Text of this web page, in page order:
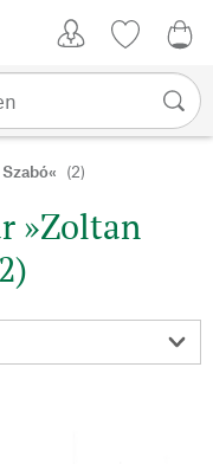
(2)
»Zoltan